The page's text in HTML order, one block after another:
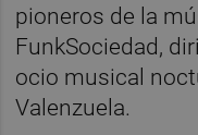
pioneros de la
FunkSociedad,
ocio musical
Valenzuela.